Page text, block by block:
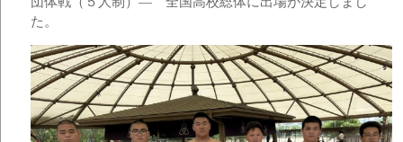
た。